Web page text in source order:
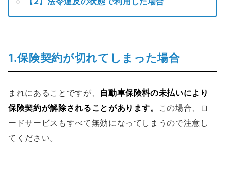
1.保険契約が切れてしまった場合
まれにあることですが、 自動車保険料の未払いにより
保険契約が解除されることがあります。
この場合、ロ
ードサービスもすべて無効になってしまうので注意し
てください。